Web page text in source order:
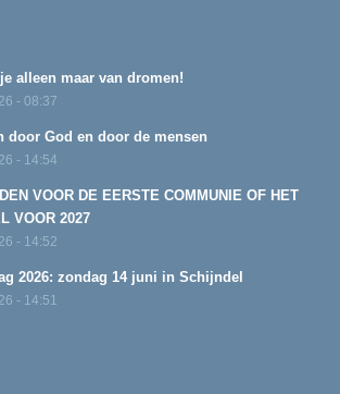
alleen maar van dromen!
- 08:37
door God en door de mensen
- 14:54
VOOR DE EERSTE COMMUNIE OF HET
VOOR 2027
- 14:52
2026: zondag 14 juni in Schijndel
- 14:51